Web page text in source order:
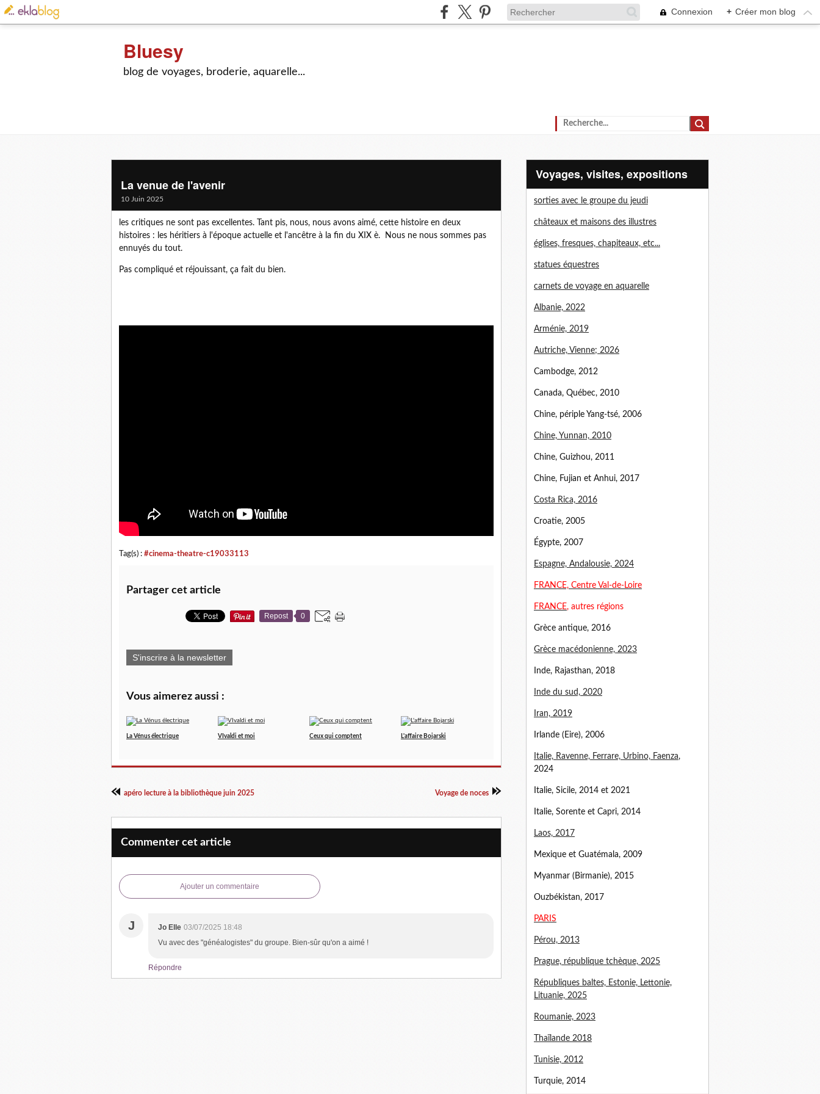
Connexion + Créer mon blog
Bluesy
blog de voyages, broderie, aquarelle...
La venue de l'avenir
10 Juin 2025
les critiques ne sont pas excellentes. Tant pis, nous, nous avons aimé, cette histoire en deux
histoires : les héritiers à l'époque actuelle et l'ancêtre à la fin du XIX è. Nous ne nous sommes pas
ennuyés du tout.
Pas compliqué et réjouissant, ça fait du bien.
Tag(s) : #cinema-theatre-c19033113
Partager cet article
Repost 0
S'inscrire à la newsletter
Vous aimerez aussi :
La Vénus électrique VIvaldi et moi Ceux qui comptent L'affaire Bojarski
apéro lecture à la bibliothèque juin 2025 Voyage de noces
Commenter cet article
Ajouter un commentaire
J Jo Elle 03/07/2025 18:48
Vu avec des "généalogistes" du groupe. Bien-sûr qu'on a aimé !
Répondre
voyages, visites, expositions
sorties avec le groupe du jeudi
châteaux et maisons des illustres
églises, fresques, chapiteaux, etc...
statues équestres
carnets de voyage en aquarelle
Albanie, 2022
Arménie, 2019
Autriche, Vienne; 2026
Cambodge, 2012
Canada, Québec, 2010
Chine, périple Yang-tsé, 2006
Chine, Yunnan, 2010
Chine, Guizhou, 2011
Chine, Fujian et Anhui, 2017
Costa Rica, 2016
Croatie, 2005
Égypte, 2007
Espagne, Andalousie, 2024
FRANCE, Centre Val-de-Loire
FRANCE, autres régions
Grèce antique, 2016
Grèce macédonienne, 2023
Inde, Rajasthan, 2018
Inde du sud, 2020
Iran, 2019
Irlande (Eire), 2006
Italie, Ravenne, Ferrare, Urbino, Faenza,
2024
Italie, Sicile, 2014 et 2021
Italie, Sorente et Capri, 2014
Laos, 2017
Mexique et Guatémala, 2009
Myanmar (Birmanie), 2015
Ouzbékistan, 2017
PARIS
Pérou, 2013
Prague, république tchèque, 2025
Républiques baltes, Estonie, Lettonie,
Lituanie, 2025
Roumanie, 2023
Thaïlande 2018
Tunisie, 2012
Turquie, 2014